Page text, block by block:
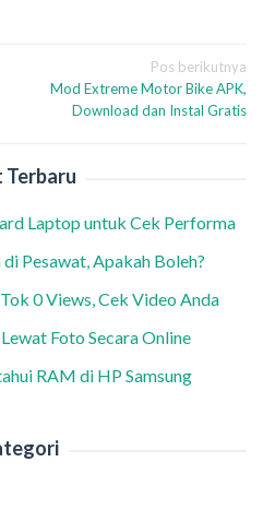
Pos berikutnya
Mod Extreme Motor Bike APK,
Download dan Instal Gratis
Terbaru
Laptop untuk Cek Performa
Pesawat, Apakah Boleh?
0 Views, Cek Video Anda
Foto Secara Online
RAM di HP Samsung